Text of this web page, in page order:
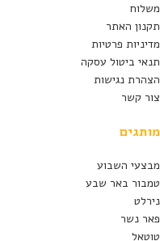
משלוח
תקנון האתר
מדיניות פרטיות
תנאי ביטול עסקה
הצהרת נגישות
צור קשר
מותגים
מבצעי השבוע
טמבור באר שבע
נירלט
פאר נשר
טוטאל